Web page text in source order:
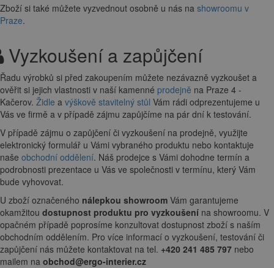
Zboží si také můžete vyzvednout osobně u nás na showroomu v
Praze.
Vyzkoušení a zapůjčení
Řadu výrobků si před zakoupením můžete nezávazně vyzkoušet a
ověřit si jejich vlastnosti v naší kamenné prodejně na Praze 4 -
Kačerov. Židle a výškově stavitelný stůl Vám rádi odprezentujeme u
Vás ve firmě a v případě zájmu zapůjčíme na pár dní k testování.
V případě zájmu o zapůjčení či vyzkoušení na prodejně, využijte
elektronický formulář u Vámi vybraného produktu nebo kontaktuje
naše obchodní oddělení. Náš prodejce s Vámi dohodne termín a
podrobnosti prezentace u Vás ve společnosti v termínu, který Vám
bude vyhovovat.
U zboží označeného nálepkou showroom Vám garantujeme
okamžitou dostupnost produktu pro vyzkoušení na showroomu. V
opačném případě poprosíme konzultovat dostupnost zboží s naším
obchodním oddělením. Pro více informací o vyzkoušení, testování či
zapůjčení nás můžete kontaktovat na tel. +420 241 485 797 nebo
mailem na obchod@ergo-interier.cz